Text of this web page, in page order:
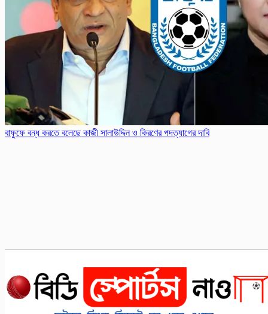
বাফুফে বন্ধ করতে বলেছে কাজী সালাউদ্দিন ও কিরণের পদত্যাগের দাবি